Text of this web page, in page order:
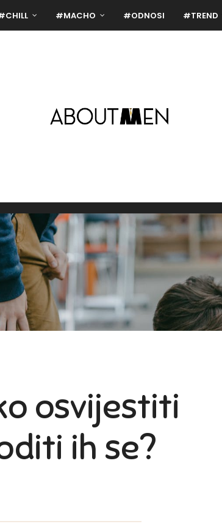
#MACHO #ODNOSI #TREND
osvijestiti
ih se?